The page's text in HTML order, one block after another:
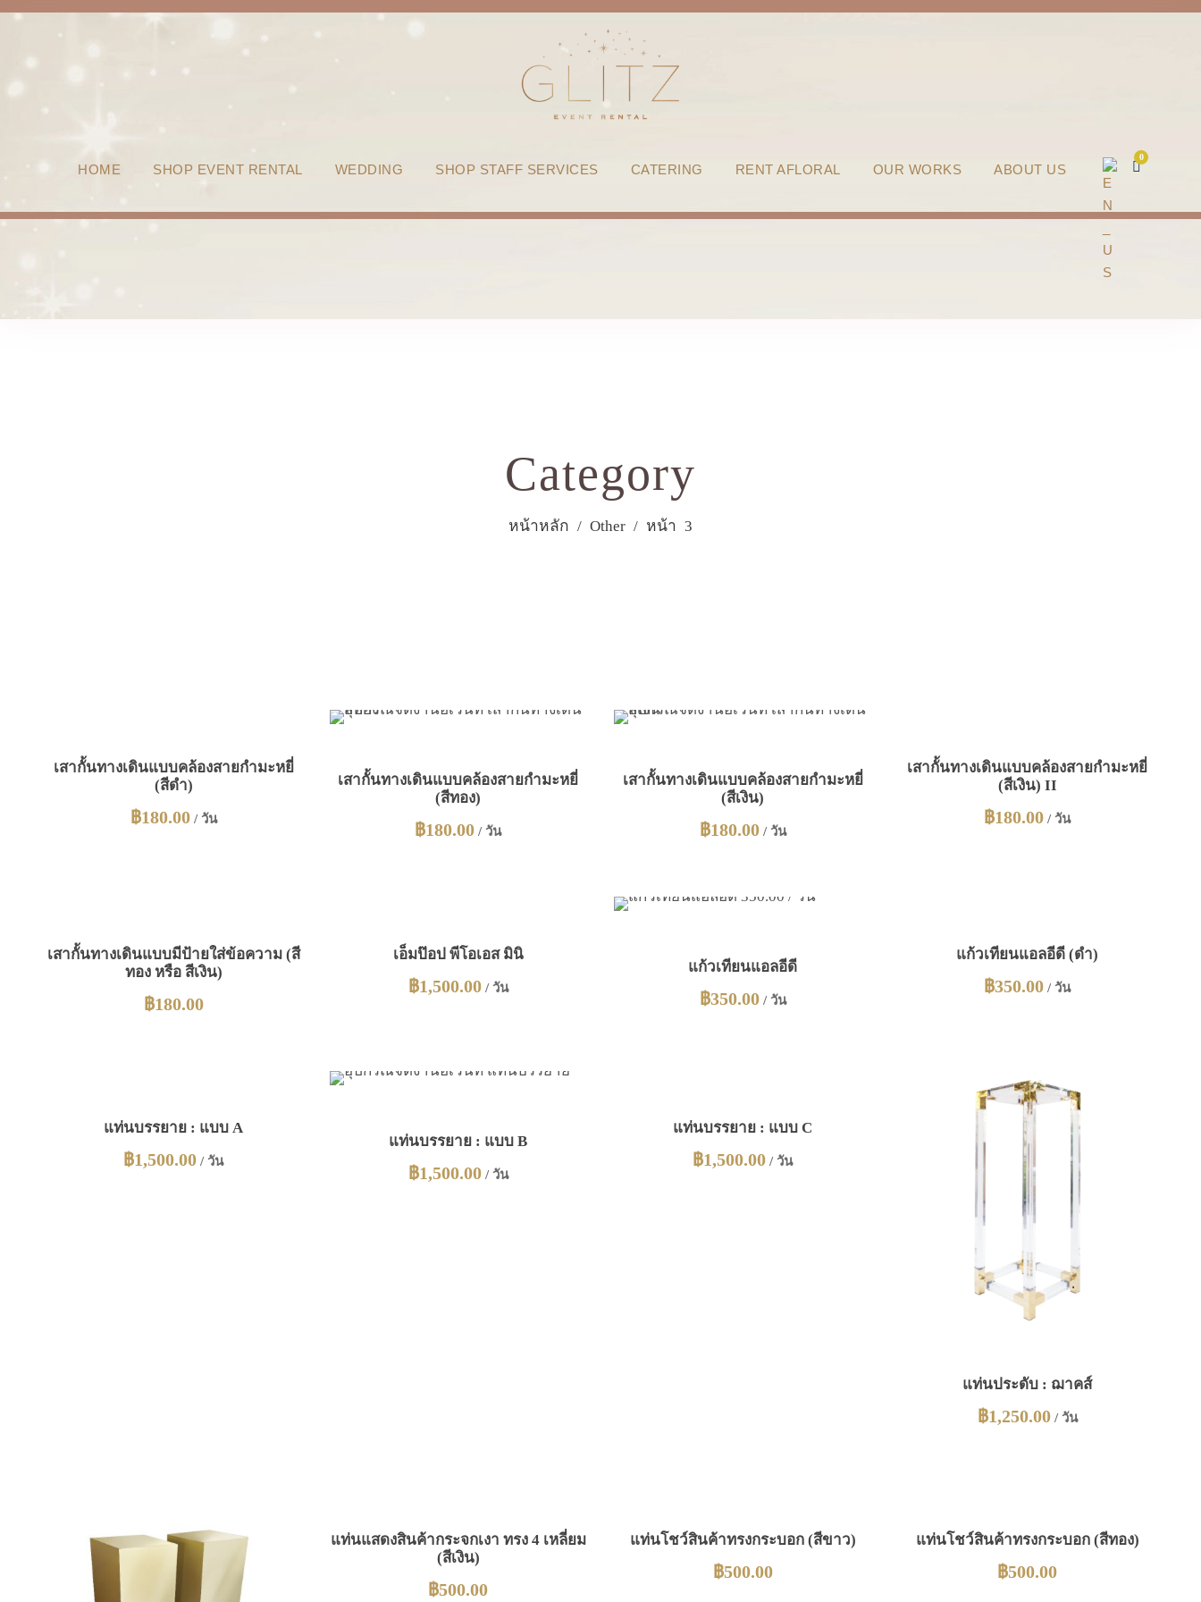
HOME SHOP EVENT RENTAL WEDDING SHOP STAFF SERVICES CATERING RENT AFLORAL OUR WORKS ABOUT US
0
Category
หน้าหลัก / Other / หน้า 3
เสากั้นทางเดินแบบคล้องสายกำมะหยี่
(สีดำ)
฿180.00/ วัน
เสากั้นทางเดินแบบคล้องสายกำมะหยี่
(สีทอง)
฿180.00 / วัน
เสากั้นทางเดินแบบคล้องสายกำมะหยี่
(สีเงิน)
฿180.00/ วัน
เสากั้นทางเดินแบบคล้องสายกำมะหยี่
(สีเงิน) II
฿180.00 / วัน
เสากั้นทางเดินแบบมีป้ายใส่ข้อความ (สี
ทอง หรือ สีเงิน)
฿180.00
เอ็มป๊อป พีโอเอส มินิ
฿1,500.00/ วัน
แก้วเทียนแอลอีดี
฿350.00/ วัน
แก้วเทียนแอลอีดี (ดำ)
฿350.00 / วัน
แท่นบรรยาย : แบบ A
฿1,500.00 / วัน
แท่นบรรยาย : แบบ B
฿1,500.00/ วัน
แท่นบรรยาย : แบบ C
฿1,500.00 / วัน
แท่นประดับ : ฌาคส์
฿1,250.00/ วัน
แท่นแสดงสินค้ากระจกเงา ทรง 4 เหลี่ยม
(สีเงิน)
฿500.00
แท่นโชว์สินค้าทรงกระบอก (สีขาว)
฿500.00
แท่นโชว์สินค้าทรงกระบอก (สีทอง)
฿500.00